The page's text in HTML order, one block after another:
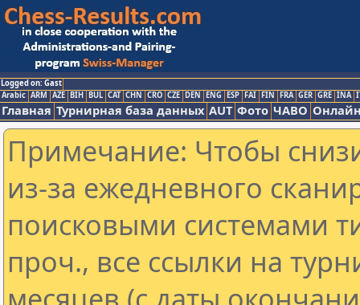
Logged on: Gast
Arabic ARM AZE BIH BUL CAT CHN CRO CZE DEN ENG ESP FAI FIN FRA GER GRE INA
Главная Турнирная база данных AUT Фото ЧАВО
Примечание: Чтобы
из-за ежедневного
поисковыми системами
проч., все ссылки на